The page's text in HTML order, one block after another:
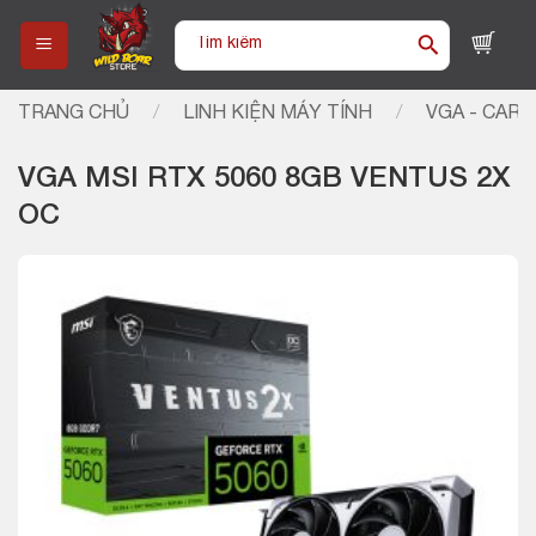
content
Tìm
TRANG CHỦ / LINH KIỆN MÁY TÍNH / VGA -
VGA MSI RTX 5060 8GB VENTUS 2X
OC